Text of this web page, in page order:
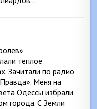
теплое
Зачитали по радио
Меня на
Одессы избрали
города. С Земли